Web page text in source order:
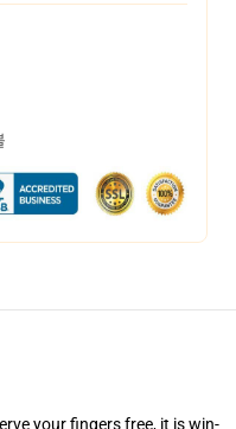
your fingers free, it is win-